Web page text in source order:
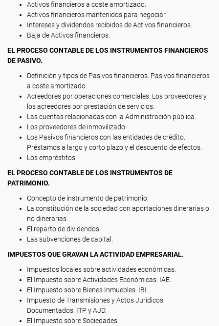
Activos financieros a coste amortizado.
Activos financieros mantenidos para negociar.
Intereses y dividendos recibidos de Activos financieros.
Baja de Activos financieros.
EL PROCESO CONTABLE DE LOS INSTRUMENTOS FINANCIEROS
DE PASIVO.
Definición y tipos de Pasivos financieros. Pasivos financieros
a coste amortizado.
Acreedores por operaciones comerciales. Los proveedores y
los acreedores por prestación de servicios.
Las cuentas relacionadas con la Administración pública.
Los proveedores de inmovilizado.
Los Pasivos financieros con las entidades de crédito.
Préstamos a largo y corto plazo y el descuento de efectos.
Los empréstitos.
EL PROCESO CONTABLE DE LOS INSTRUMENTOS DE
PATRIMONIO.
Concepto de instrumento de patrimonio.
La constitución de la sociedad con aportaciones dinerarias o
no dinerarias.
El reparto de dividendos.
Las subvenciones de capital.
IMPUESTOS QUE GRAVAN LA ACTIVIDAD EMPRESARIAL.
Impuestos locales sobre actividades económicas.
El Impuesto sobre Actividades Económicas. IAE.
El Impuesto sobre Bienes Inmuebles. IBI.
Impuesto de Transmisiones y Actos Jurídicos
Documentados. ITP y AJD.
El Impuesto sobre Sociedades.